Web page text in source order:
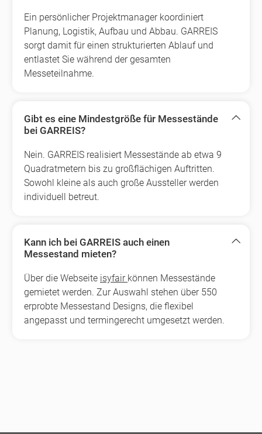
Ein persönlicher Projektmanager koordiniert
Planung, Logistik, Aufbau und Abbau. GARREIS
sorgt damit für einen strukturierten Ablauf und
entlastet Sie während der gesamten
Messeteilnahme.
Gibt es eine Mindestgröße für Messestände
bei GARREIS?
Nein. GARREIS realisiert Messestände ab etwa 9
Quadratmetern bis zu großflächigen Auftritten.
Sowohl kleine als auch große Aussteller werden
individuell betreut.
Kann ich bei GARREIS auch einen
Messestand mieten?
Über die Webseite isyfair können Messestände
gemietet werden. Zur Auswahl stehen über 550
erprobte Messestand Designs, die flexibel
angepasst und termingerecht umgesetzt werden.